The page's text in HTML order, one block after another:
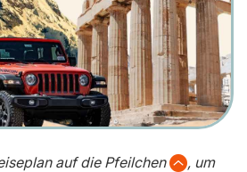
auf die Pfeilchen
, um